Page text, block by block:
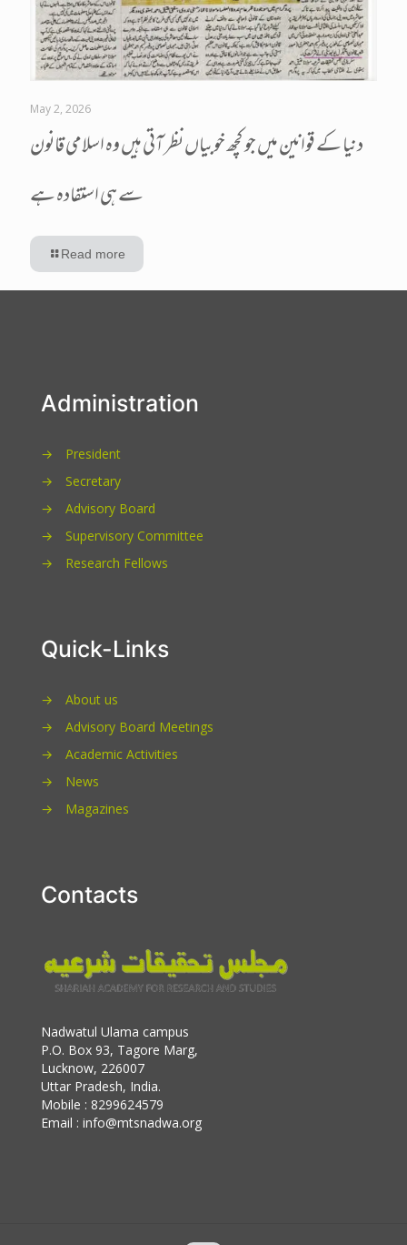
May 2, 2026
دنیا کے قوانین میں جو کچھ خوبیاں نظر آتی ہیں وہ اسلامی قانون
سے ہی استفادہ ہے
Read more
Administration
→
President
→
Secretary
→
Advisory Board
→
Supervisory Committee
→
Research Fellows
Quick-Links
→
About us
→
Advisory Board Meetings
→
Academic Activities
→
News
→
Magazines
Contacts
Nadwatul Ulama campus
P.O. Box 93, Tagore Marg,
Lucknow, 226007
Uttar Pradesh, India.
Mobile : 8299624579
Email : info@mtsnadwa.org